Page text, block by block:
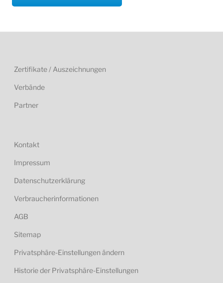
Zertifikate / Auszeichnungen
Verbände
Partner
Kontakt
Impressum
Datenschutzerklärung
Verbraucherinformationen
AGB
Sitemap
Privatsphäre-Einstellungen ändern
Historie der Privatsphäre-Einstellungen